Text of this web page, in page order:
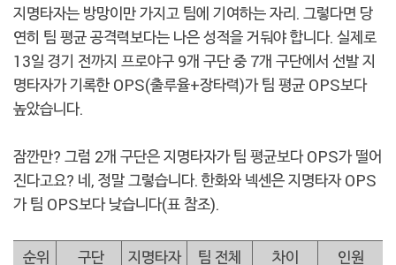
지명타자는 방망이만 가지고 팀에 기여하는 자리. 그렇다면 당
연히 팀 평균 공격력보다는 나은 성적을 거둬야 합니다. 실제로
13일 경기 전까지 프로야구 9개 구단 중 7개 구단에서 선발 지
명타자가 기록한 OPS(출루율+장타력)가 팀 평균 OPS보다
높았습니다.
잠깐만? 그럼 2개 구단은 지명타자가 팀 평균보다 OPS가 떨어
진다고요? 네, 정말 그렇습니다. 한화와 넥센은 지명타자 OPS
가 팀 OPS보다 낮습니다(표 참조).
순위 구단 지명타자 팀 전체 차이
인원